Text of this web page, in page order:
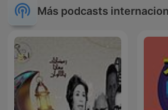
Más podcasts